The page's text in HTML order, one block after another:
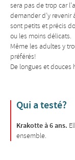
sera pas de trop car
demander d’y revenir
sont petits et précis
ou les moins délicats.
Même les adultes y
préférés!
De longues et
Qui a testé?
Krakotte à 6 ans.
ensemble.